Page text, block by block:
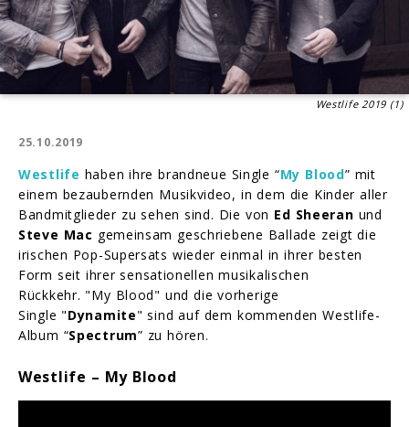
Westlife 2019 (1)
25.10.2019
Westlife haben ihre brandneue Single “My Blood” mit
einem bezaubernden Musikvideo, in dem die Kinder aller
Bandmitglieder zu sehen sind. Die von Ed Sheeran und
Steve Mac gemeinsam geschriebene Ballade zeigt die
irischen Pop-Supersats wieder einmal in ihrer besten
Form seit ihrer sensationellen musikalischen
Rückkehr. "My Blood" und die vorherige
Single "Dynamite" sind auf dem kommenden Westlife-
Album “Spectrum” zu hören.
Westlife – My Blood